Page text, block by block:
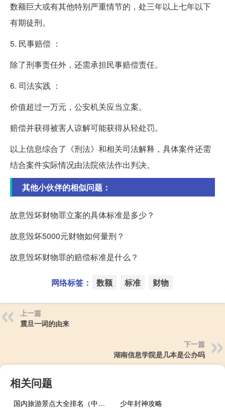
数额巨大或有其他特别严重情节的，处三年以上七年以下
有期徒刑。
5. 民事赔偿 ：
除了刑事责任外，还需承担民事赔偿责任。
6. 司法实践 ：
价值超过一万元，公安机关应当立案。
赔偿并获得被害人谅解可能获得从轻处罚。
以上信息综合了《刑法》和相关司法解释，具体案件还需
结合案件实际情况由法院依法作出判决。
其他小伙伴的相似问题：
故意毁坏财物罪立案的具体标准是多少？
故意毁坏5000元财物如何量刑？
故意毁坏财物罪的赔偿标准是什么？
网络标签： 数额 标准 财物
上一篇
震旦一词的由来
下一篇
湖南信息学院是几本是公办吗
相关问题
国内旅游景点大全排名（中国旅游景点排行榜 旅游景点排名） 少年封神攻略